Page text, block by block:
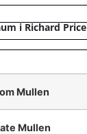
i Richard Price
Mullen
Mullen